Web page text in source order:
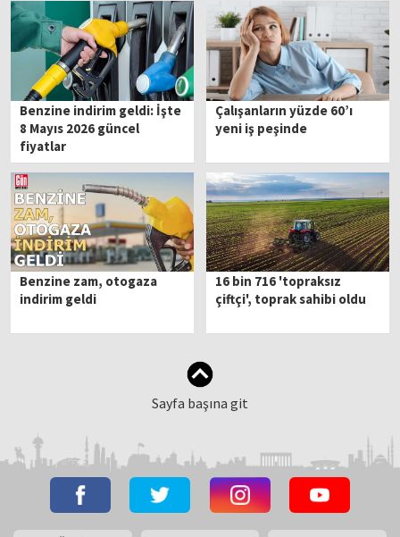
Benzine indirim geldi: İşte
8 Mayıs 2026 güncel
fiyatlar
Çalışanların yüzde 60’ı
yeni iş peşinde
Benzine zam, otogaza
indirim geldi
16 bin 716 'topraksız
çiftçi', toprak sahibi oldu
Sayfa başına git